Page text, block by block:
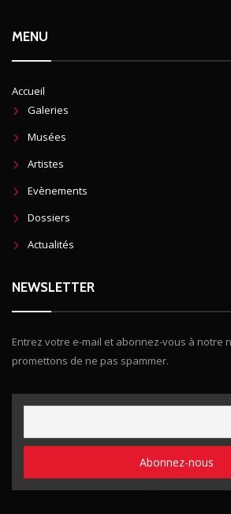
MENU
Accueil
Galeries
Musées
Artistes
Evènements
Dossiers
Actualités
NEWSLETTER
Entrez votre e-mail et abonnez-vous à notre
promettons de ne pas spammer.